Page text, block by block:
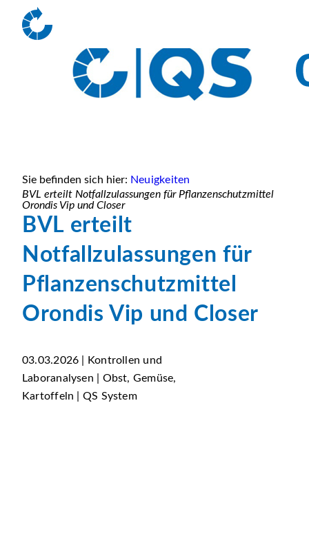
Sie befinden sich hier: Neuigkeiten
BVL erteilt Notfallzulassungen für Pflanzenschutzmittel
Orondis Vip und Closer
BVL erteilt
Notfallzulassungen für
Pflanzenschutzmittel
Orondis Vip und Closer
03.03.2026 | Kontrollen und
Laboranalysen | Obst, Gemüse,
Kartoffeln | QS System